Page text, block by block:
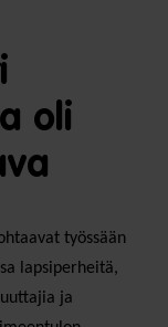
oli
työssään
lapsiperheitä,
ja